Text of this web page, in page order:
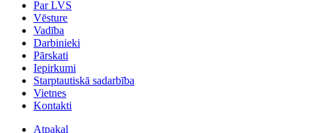
Par LVS
Vēsture
Vadība
Darbinieki
Pārskati
Iepirkumi
Starptautiskā sadarbība
Vietnes
Kontakti
Atpakaļ